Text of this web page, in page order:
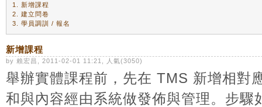
1. 新增課程
2. 建立問卷
3. 學員調訓 / 報名
新增課程
by 賴宏昌, 2011-02-01 11:21, 人氣(3050)
舉辦實體課程前，先在 TMS 新增相對
和與內容經由系統做發佈與管理。 步驟